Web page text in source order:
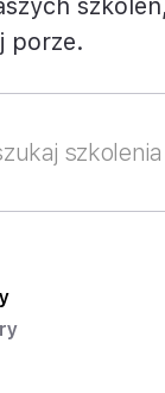
porze.